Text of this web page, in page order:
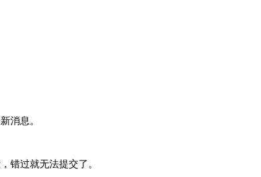
消息。
错过就无法提交了。